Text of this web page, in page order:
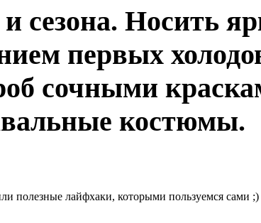
и сезона. Носить
первых
сочными
костюмы.
полезные лайфхаки, которыми пользуемся сами ;)